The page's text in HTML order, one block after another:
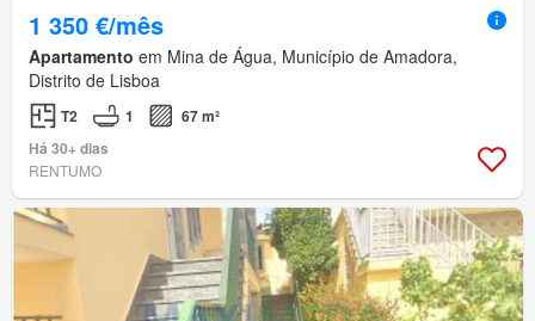
1 350 €/mês
Apartamento em Mina de Água, Município de Amadora,
Distrito de Lisboa
T2 1
67 m²
Há 30+ dias
RENTUMO